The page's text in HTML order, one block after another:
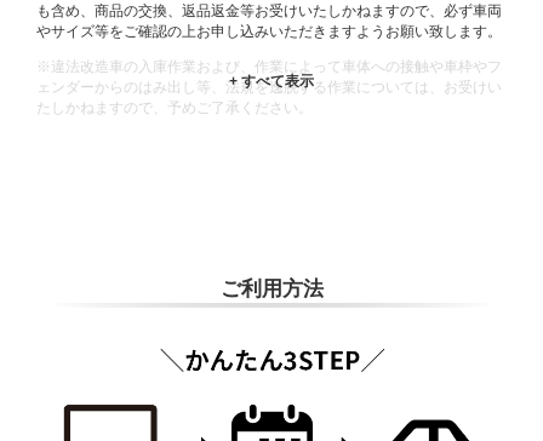
も含め、商品の交換、返品返金等お受けいたしかねますので、必ず車両
やサイズ等をご確認の上お申し込みいただきますようお願い致します。
※違法改造車の入庫作業および、作業によって車体への接触や車枠やフ
ェンダーからのはみ出し等、法規を逸脱する作業については、お受けい
たしかねますので、予めご了承ください。
ご利用方法